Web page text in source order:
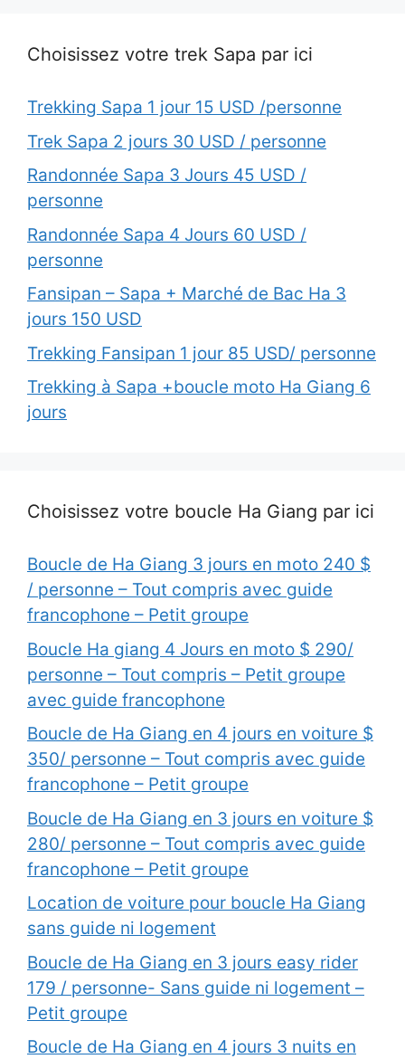
Choisissez votre trek Sapa par ici
Trekking Sapa 1 jour 15 USD /personne
Trek Sapa 2 jours 30 USD / personne
Randonnée Sapa 3 Jours 45 USD /
personne
Randonnée Sapa 4 Jours 60 USD /
personne
Fansipan – Sapa + Marché de Bac Ha 3
jours 150 USD
Trekking Fansipan 1 jour 85 USD/ personne
Trekking à Sapa +boucle moto Ha Giang 6
jours
Choisissez votre boucle Ha Giang par ici
Boucle de Ha Giang 3 jours en moto 240 $
/ personne – Tout compris avec guide
francophone – Petit groupe
Boucle Ha giang 4 Jours en moto $ 290/
personne – Tout compris – Petit groupe
avec guide francophone
Boucle de Ha Giang en 4 jours en voiture $
350/ personne – Tout compris avec guide
francophone – Petit groupe
Boucle de Ha Giang en 3 jours en voiture $
280/ personne – Tout compris avec guide
francophone – Petit groupe
Location de voiture pour boucle Ha Giang
sans guide ni logement
Boucle de Ha Giang en 3 jours easy rider
179 / personne- Sans guide ni logement –
Petit groupe
Boucle de Ha Giang en 4 jours 3 nuits en